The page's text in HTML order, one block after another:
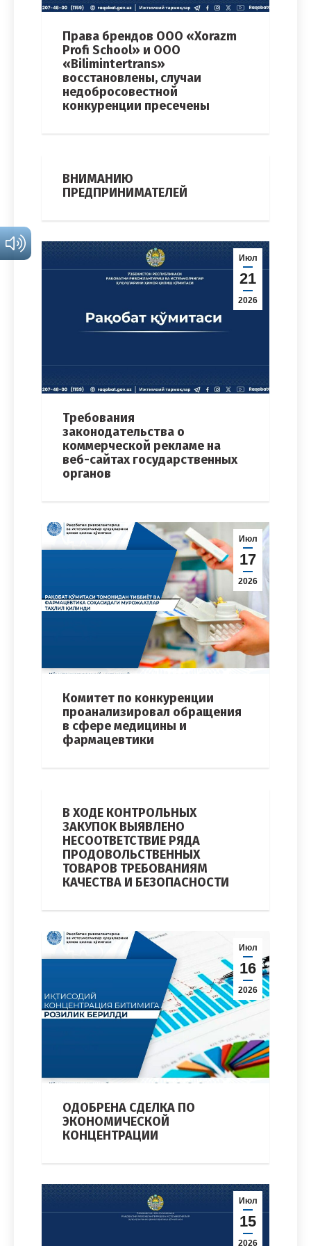
Права брендов ООО «Xorazm
Profi School» и ООО
«Bilimintertrans»
восстановлены, случаи
недобросовестной
конкуренции пресечены
ВНИМАНИЮ
ПРЕДПРИНИМАТЕЛЕЙ
Июл
21
2026
Требования
законодательства о
коммерческой рекламе на
веб-сайтах государственных
органов
Июл
17
2026
Комитет по конкуренции
проанализировал обращения
в сфере медицины и
фармацевтики
В ХОДЕ КОНТРОЛЬНЫХ
ЗАКУПОК ВЫЯВЛЕНО
НЕСООТВЕТСТВИЕ РЯДА
ПРОДОВОЛЬСТВЕННЫХ
ТОВАРОВ ТРЕБОВАНИЯМ
КАЧЕСТВА И БЕЗОПАСНОСТИ
Июл
16
2026
ОДОБРЕНА СДЕЛКА ПО
ЭКОНОМИЧЕСКОЙ
КОНЦЕНТРАЦИИ
Июл
15
2026